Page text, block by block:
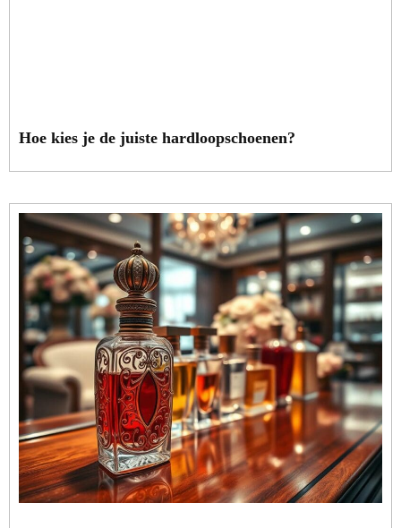
Hoe kies je de juiste hardloopschoenen?